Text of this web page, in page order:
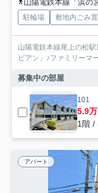
山陽電鉄本線「浜の
駐輪場 敷地内ごみ
山陽電鉄本線尾上の松
ビアン」♪ファミリーマ
募集中の部屋
101
5.9万
1階 /
アパート